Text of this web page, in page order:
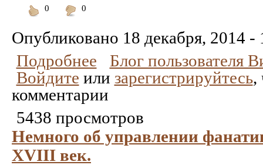
0
0
Опубликовано 18 декабря, 2014 -
Подробнее
Блог пользователя
Войдите или зарегистрируйтесь,
комментарии
5438 просмотров
Немного об управлении
XVIII век.